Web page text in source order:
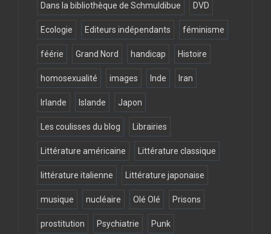
Dans la bibliothèque de Schmuldibue DVD
Ecologie Editeurs indépendants féminisme
féérie Grand Nord handicap Histoire
homosexualité images Inde Iran
Irlande Islande Japon
Les coulisses du blog Librairies
Littérature américaine Littérature classique
littérature italienne Littérature japonaise
musique nucléaire Olé Olé Prisons
prostitution Psychiatrie Punk